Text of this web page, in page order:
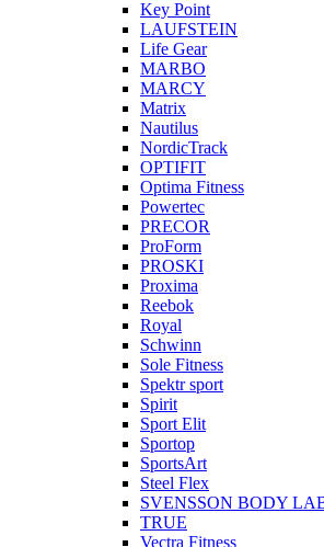
Key Point
LAUFSTEIN
Life Gear
MARBO
MARCY
Matrix
Nautilus
NordicTrack
OPTIFIT
Optima Fitness
Powertec
PRECOR
ProForm
PROSKI
Proxima
Reebok
Royal
Schwinn
Sole Fitness
Spektr sport
Spirit
Sport Elit
Sportop
SportsArt
Steel Flex
SVENSSON BODY
TRUE
Vectra Fitness